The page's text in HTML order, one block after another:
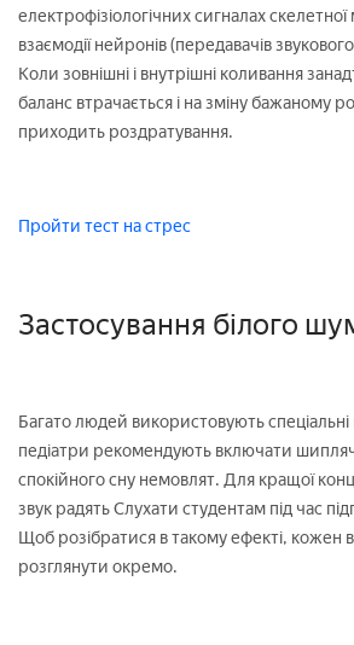
електрофізіологічних сигналах
взаємодії нейронів (передавачів
Коли зовнішні і внутрішні коливання
баланс втрачається і на зміну бажаному
приходить роздратування.
Пройти тест на стрес
Застосування білого
Багато людей використовують
педіатри рекомендують включати
спокійного сну немовлят. Для кращої
звук радять Слухати студентам під час
Щоб розібратися в такому ефекті, кожен
розглянути окремо.